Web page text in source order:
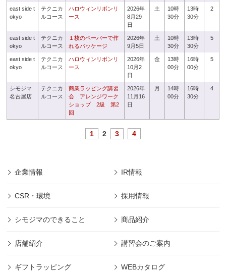
east side t
okyo
テクニカ
ルコース
ハロウィンリボンリ
ース
2026年
8月29
日
土
10時
30分
13時
30分
2
east side t
okyo
テクニカ
ルコース
１枚のペーパーで作
れるパッケージ
2026年
9月5日
土
10時
30分
13時
30分
5
east side t
okyo
テクニカ
ルコース
ハロウィンリボンリ
ース
2026年
10月2
日
金
13時
00分
16時
00分
5
シモジマ
名古屋店
テクニカ
ルコース
商業ラッピング講習
会 アレンジワーク
ショップ 2級 第2
回
2026年
11月16
日
月
14時
00分
16時
30分
4
1 2 3 4
企業情報 IR情報
CSR・環境 採用情報
シモジマのできること 商品紹介
店舗紹介 講習会のご案内
ギフトラッピング WEBカタログ